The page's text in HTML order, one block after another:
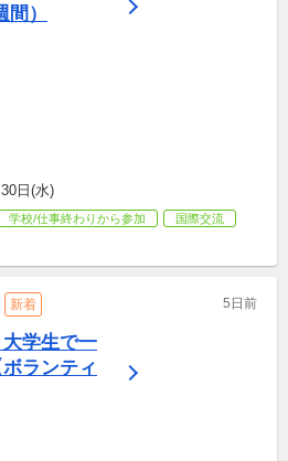
）
日(水)
学校/仕事終わりから参加
国際交流
新着 5日前
学生で一
ランティ